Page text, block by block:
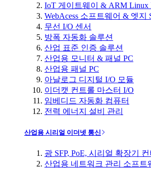
IoT 게이트웨이 & ARM Linux
WebAcess 소프트웨어 & 엣지
무선 I/O 센서
방폭 자동화 솔루션
산업 표준 인증 솔루션
산업용 모니터 & 패널 PC
산업용 패널 PC
아날로그 디지털 I/O 모듈
이더캣 컨트롤 마스터 I/O
임베디드 자동화 컴퓨터
전력 에너지 설비 관리
산업용 시리얼 이더넷 통신
광 SFP, PoE, 시리얼 확장기 컨
산업용 네트워크 관리 소프트